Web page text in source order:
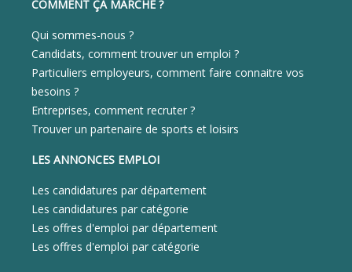
COMMENT ÇA MARCHE ?
Qui sommes-nous ?
Candidats, comment trouver un emploi ?
Particuliers employeurs, comment faire connaitre vos
besoins ?
Entreprises, comment recruter ?
Trouver un partenaire de sports et loisirs
LES ANNONCES EMPLOI
Les candidatures par département
Les candidatures par catégorie
Les offres d'emploi par département
Les offres d'emploi par catégorie